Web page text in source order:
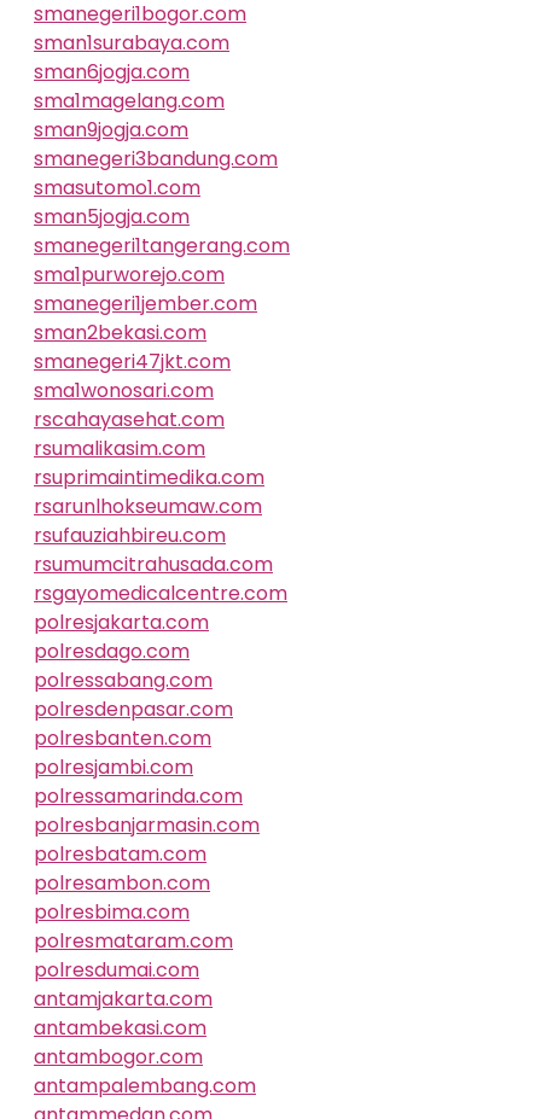
smanegeri1bogor.com
sman1surabaya.com
sman6jogja.com
sma1magelang.com
sman9jogja.com
smanegeri3bandung.com
smasutomo1.com
sman5jogja.com
smanegeri1tangerang.com
sma1purworejo.com
smanegeri1jember.com
sman2bekasi.com
smanegeri47jkt.com
sma1wonosari.com
rscahayasehat.com
rsumalikasim.com
rsuprimaintimedika.com
rsarunlhokseumaw.com
rsufauziahbireu.com
rsumumcitrahusada.com
rsgayomedicalcentre.com
polresjakarta.com
polresdago.com
polressabang.com
polresdenpasar.com
polresbanten.com
polresjambi.com
polressamarinda.com
polresbanjarmasin.com
polresbatam.com
polresambon.com
polresbima.com
polresmataram.com
polresdumai.com
antamjakarta.com
antambekasi.com
antambogor.com
antampalembang.com